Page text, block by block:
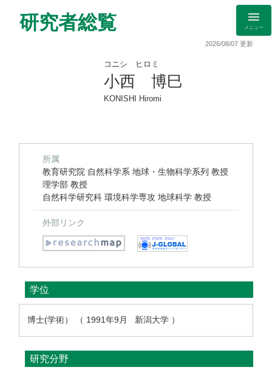
研究者総覧 メニュー
2026/08/07 更新
コニシ ヒロミ
小西 博巳
KONISHI Hiromi
所属
教育研究院 自然科学系 地球・生物科学系列 教授
理学部 教授
自然科学研究科 環境科学専攻 地球科学 教授
外部リンク
学位
博士(学術） （ 1991年9月 新潟大学 ）
研究分野